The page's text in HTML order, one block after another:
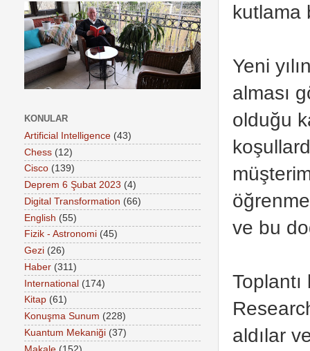
kutlama
Yeni
alması
olduğu
ve bu
aldılar
KONULAR
Artificial Intelligence (43)
Chess (12)
Cisco (139)
Deprem 6 Şubat 2023 (4)
Digital Transformation (66)
English (55)
Fizik - Astronomi (45)
Gezi (26)
Haber (311)
International (174)
Kitap (61)
Konuşma Sunum (228)
Kuantum Mekaniği (37)